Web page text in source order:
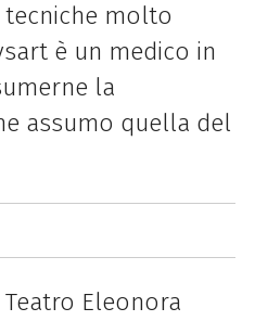
molto
è un medico in
la
assumo quella del
Eleonora